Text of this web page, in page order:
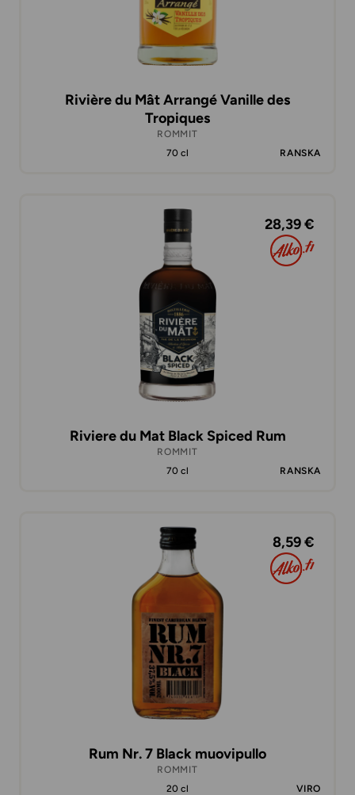
Rivière du Mât Arrangé Vanille des
Tropiques
ROMMIT
70 cl
RANSKA
28,39 €
Riviere du Mat Black Spiced Rum
ROMMIT
70 cl
RANSKA
8,59 €
Rum Nr. 7 Black muovipullo
ROMMIT
20 cl
VIRO